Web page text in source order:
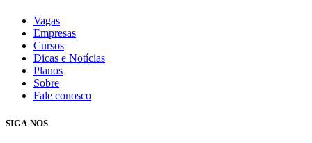
Vagas
Empresas
Cursos
Dicas e Notícias
Planos
Sobre
Fale conosco
SIGA-NOS